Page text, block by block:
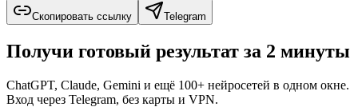
Скопировать ссылку Telegram
Получи готовый результат за 2 минуты
ChatGPT, Claude, Gemini и ещё 100+ нейросетей в одном окне.
Вход через Telegram, без карты и VPN.